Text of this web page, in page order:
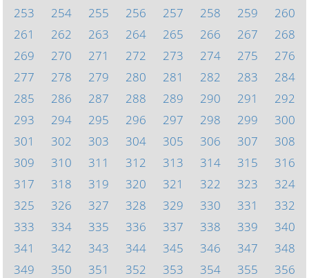
253
254 255 256 257 258 259
260
261
262 263 264 265 266 267
268
269
270 271 272 273 274 275
276
277
278 279 280 281 282 283
284
285
286 287 288 289 290 291
292
293
294 295 296 297 298 299
300
301
302 303 304 305 306 307
308
309
310 311 312 313 314 315
316
317
318 319 320 321 322 323
324
325
326 327 328 329 330 331
332
333
334 335 336 337 338 339
340
341
342 343 344 345 346 347
348
349
350 351 352 353 354 355 356